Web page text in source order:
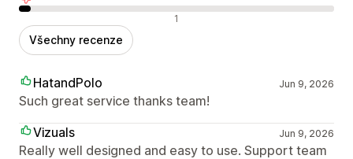
Negativní recenze 1
Všechny recenze
HatandPolo Jun 9, 2026
Such great service thanks team!
Vizuals
Jun 9, 2026
Really well designed and easy to use. Support team